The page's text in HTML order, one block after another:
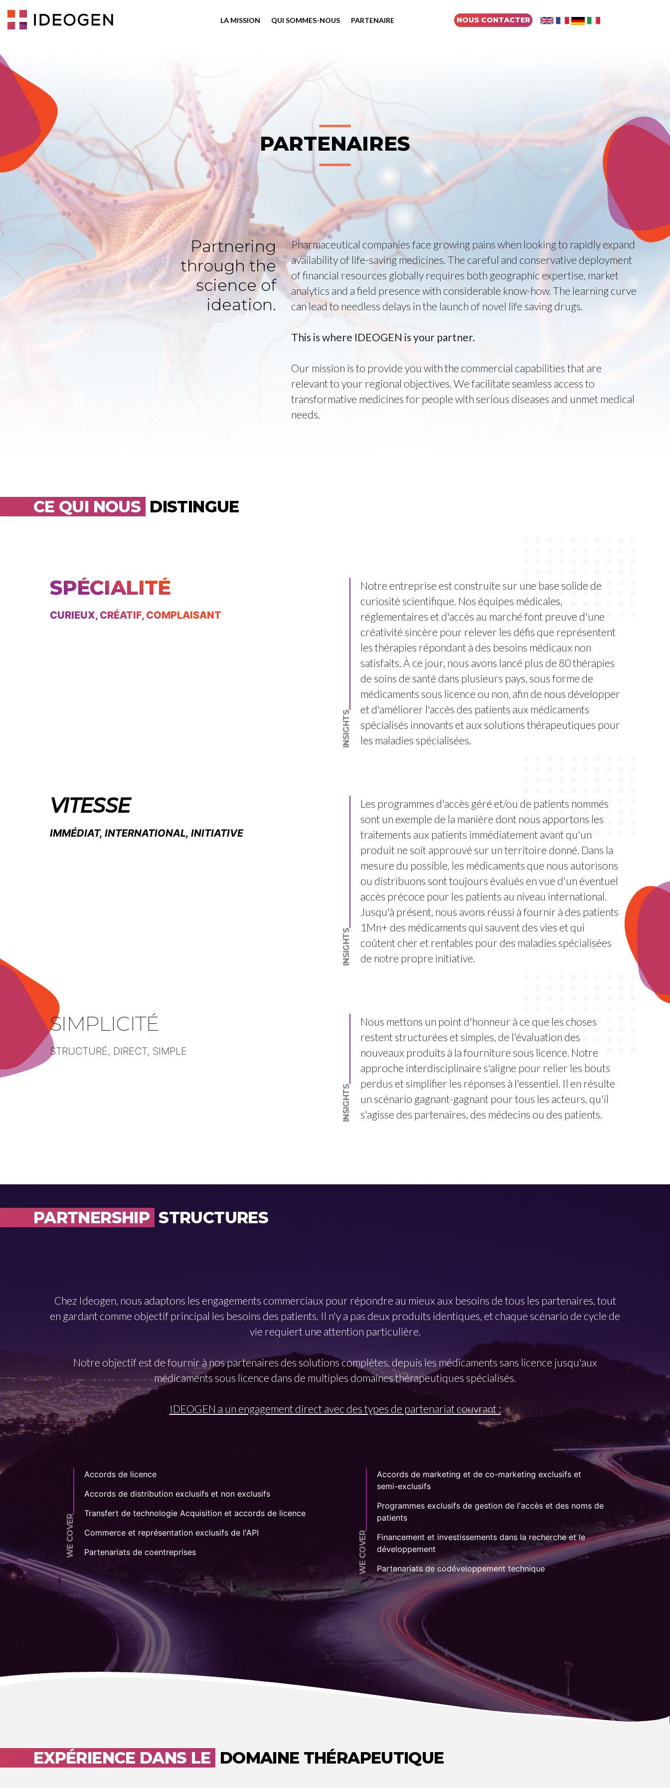
LA MISSION QUI SOMMES-NOUS PARTENAIRE NOUS CONTACTER
PARTENAIRES
Partnering
through the
science of
ideation.
Pharmaceutical companies face growing pains when looking to rapidly expand
availability of life-saving medicines. The careful and conservative deployment
of financial resources globally requires both geographic expertise, market
analytics and a field presence with considerable know-how. The learning curve
can lead to needless delays in the launch of novel life saving drugs.
This is where IDEOGEN is your partner.
Our mission is to provide you with the commercial capabilities that are
relevant to your regional objectives. We facilitate seamless access to
transformative medicines for people with serious diseases and unmet medical
needs.
CE QUI NOUS DISTINGUE
SPÉCIALITÉ
CURIEUX, CRÉATIF, COMPLAISANT
INSIGHTS
Notre entreprise est construite sur une base solide de
curiosité scientifique. Nos équipes médicales,
réglementaires et d'accès au marché font preuve d'une
créativité sincère pour relever les défis que représentent
les thérapies répondant à des besoins médicaux non
satisfaits. À ce jour, nous avons lancé plus de 80 thérapies
de soins de santé dans plusieurs pays, sous forme de
médicaments sous licence ou non, afin de nous développer
et d'améliorer l'accès des patients aux médicaments
spécialisés innovants et aux solutions thérapeutiques pour
les maladies spécialisées.
VITESSE
IMMÉDIAT, INTERNATIONAL, INITIATIVE
INSIGHTS
Les programmes d'accès géré et/ou de patients nommés
sont un exemple de la manière dont nous apportons les
traitements aux patients immédiatement avant qu'un
produit ne soit approuvé sur un territoire donné. Dans la
mesure du possible, les médicaments que nous autorisons
ou distribuons sont toujours évalués en vue d'un éventuel
accès précoce pour les patients au niveau international.
Jusqu'à présent, nous avons réussi à fournir à des patients
1Mn+ des médicaments qui sauvent des vies et qui
coûtent cher et rentables pour des maladies spécialisées
de notre propre initiative.
SIMPLICITÉ
STRUCTURÉ, DIRECT, SIMPLE
INSIGHTS
Nous mettons un point d'honneur à ce que les choses
restent structurées et simples, de l'évaluation des
nouveaux produits à la fourniture sous licence. Notre
approche interdisciplinaire s'aligne pour relier les bouts
perdus et simplifier les réponses à l'essentiel. Il en résulte
un scénario gagnant-gagnant pour tous les acteurs, qu'il
s'agisse des partenaires, des médecins ou des patients.
PARTNERSHIP STRUCTURES
Chez Ideogen, nous adaptons les engagements commerciaux pour répondre au mieux aux besoins de tous les partenaires, tout
en gardant comme objectif principal les besoins des patients. Il n'y a pas deux produits identiques, et chaque scénario de cycle de
vie requiert une attention particulière.
Notre objectif est de fournir à nos partenaires des solutions complètes, depuis les médicaments sans licence jusqu'aux
médicaments sous licence dans de multiples domaines thérapeutiques spécialisés.
IDEOGEN a un engagement direct avec des types de partenariat couvrant :
WE COVER
Accords de licence
Accords de distribution exclusifs et non exclusifs
Transfert de technologie Acquisition et accords de licence
Commerce et représentation exclusifs de l'API
Partenariats de coentreprises
WE COVER
Accords de marketing et de co-marketing exclusifs et
semi-exclusifs
Programmes exclusifs de gestion de l'accès et des noms de
patients
Financement et investissements dans la recherche et le
développement
Partenariats de codéveloppement technique
EXPÉRIENCE DANS LE DOMAINE THÉRAPEUTIQUE